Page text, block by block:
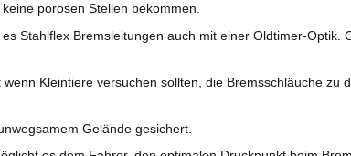
porösen Stellen bekommen.
Stahlflex Bremsleitungen auch mit einer Oldtimer-Optik.
Kleintiere versuchen sollten, die Bremsschläuche zu
Gelände gesichert.